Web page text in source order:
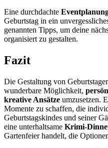
Eine durchdachte
Geburtstag in ein
genannten Tipps, um deine
organisiert zu gestalten.
Fazit
Die Gestaltung von
wunderbare Möglichkeit,
kreative Ansätze umzusetzen.
Momente zu schaffen, die
Geburtstagskindes und seiner
eine unterhaltsame Krimi-
Gartenfeier handelt, die